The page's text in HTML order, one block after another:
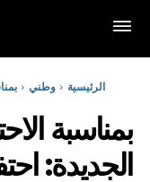
الرئيسية وطني
بمناسبة
الجديدة: